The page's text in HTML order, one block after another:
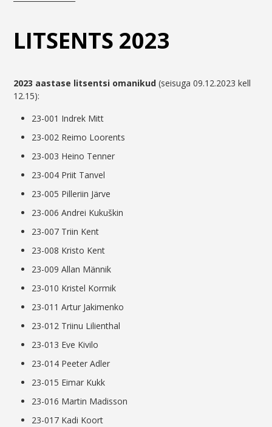
LITSENTS 2023
2023 aastase litsentsi omanikud (seisuga 09.12.2023 kell
12.15):
23-001 Indrek Mitt
23-002 Reimo Loorents
23-003 Heino Tenner
23-004 Priit Tanvel
23-005 Pilleriin Järve
23-006 Andrei Kukuškin
23-007 Triin Kent
23-008 Kristo Kent
23-009 Allan Männik
23-010 Kristel Kormik
23-011 Artur Jakimenko
23-012 Triinu Lilienthal
23-013 Eve Kivilo
23-014 Peeter Adler
23-015 Eimar Kukk
23-016 Martin Madisson
23-017 Kadi Koort